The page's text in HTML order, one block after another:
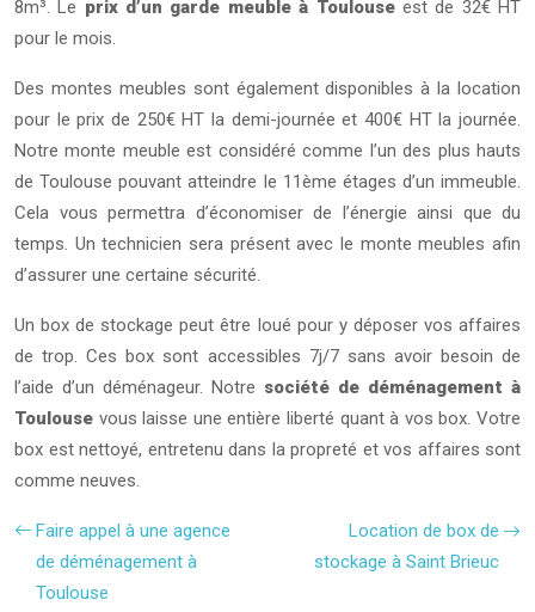
8m³. Le prix d’un garde meuble à Toulouseest de 32€ HT
pour le mois.
Des montes meubles sont également disponibles à la location
pour le prix de 250€ HT la demi-journée et 400€ HT la journée.
Notre monte meuble est considéré comme l’un des plus hauts
de Toulouse pouvant atteindre le 11ème étages d’un immeuble.
Cela vous permettra d’économiser de l’énergie ainsi que du
temps. Un technicien sera présent avec le monte meubles afin
d’assurer une certaine sécurité.
Un box de stockage peut être loué pour y déposer vos affaires
de trop. Ces box sont accessibles 7j/7 sans avoir besoin de
l’aide d’un déménageur. Notre société de déménagement à
Toulouse vous laisse une entière liberté quant à vos box. Votre
box est nettoyé, entretenu dans la propreté et vos affaires sont
comme neuves.
Faire appel à une agence
de déménagement à
Toulouse
Location de box de
stockage à Saint Brieuc